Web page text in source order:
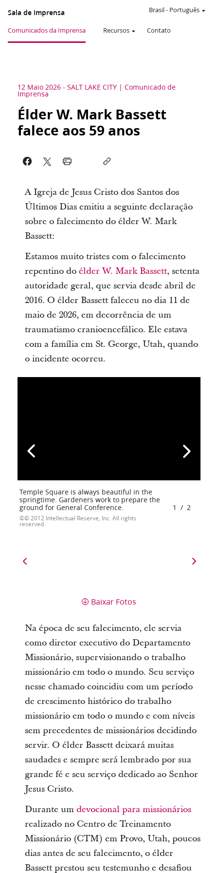
Sala de Imprensa
Comunicados da Imprensa Recursos Contato
Brasil- Português
12 Maio 2026 - SALT LAKE CITY Comunicado de
Imprensa
Élder W. Mark Bassett
falece aos 59 anos
A Igreja de Jesus Cristo dos Santos dos
Últimos Dias emitiu a seguinte declaração
sobre o falecimento do élder W. Mark
Bassett:
Estamos muito tristes com o falecimento
repentino do élder W. Mark Bassett, setenta
autoridade geral, que servia desde abril de
2016. O élder Bassett faleceu no dia 11 de
maio de 2026, em decorrência de um
traumatismo cranioencefálico. Ele estava
com a família em St. George, Utah, quando
o incidente ocorreu.
Temple Square is always beautiful in the
springtime. Gardeners work to prepare the
ground for General Conference.
© 2012 Intellectual Reserve, Inc. All rights
reserved.
1 / 2
Baixar Fotos
Na época de seu falecimento, ele servia
como diretor executivo do Departamento
Missionário, supervisionando o trabalho
missionário em todo o mundo. Seu serviço
nesse chamado coincidiu com um período
de crescimento histórico do trabalho
missionário em todo o mundo e com níveis
sem precedentes de missionários decidindo
servir. O élder Bassett deixará muitas
saudades e sempre será lembrado por sua
grande fé e seu serviço dedicado ao Senhor
Jesus Cristo.
Durante um devocional para missionários
realizado no Centro de Treinamento
Missionário (CTM) em Provo, Utah, poucos
dias antes de seu falecimento, o élder
Bassett prestou seu testemunho e desafiou